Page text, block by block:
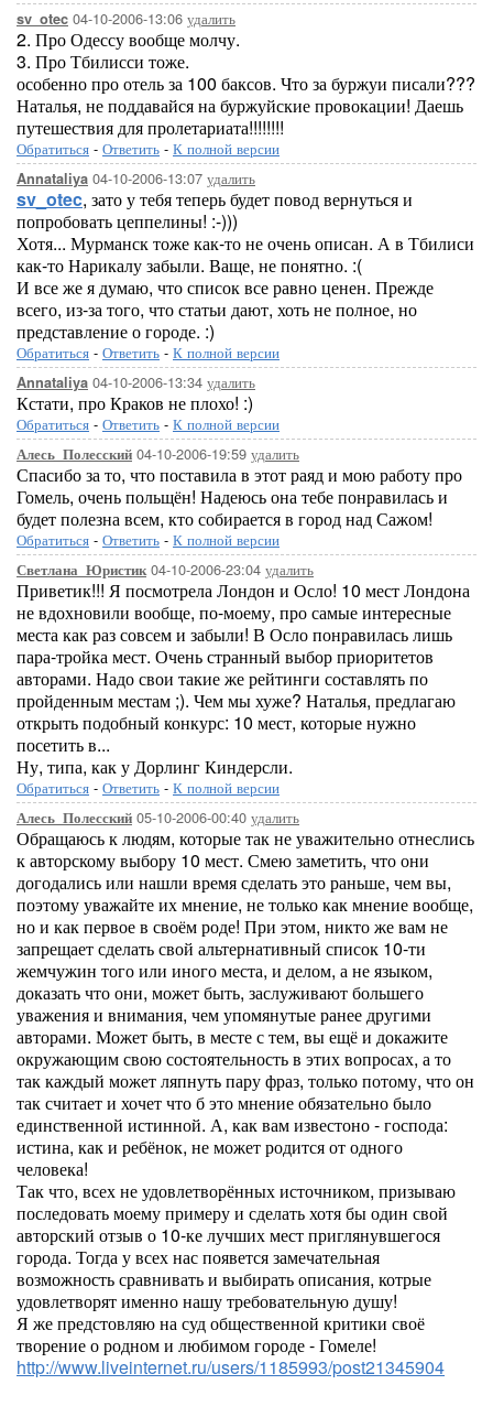
sv_otec 04-10-2006-13:06 удалить
2. Про Одессу вообще молчу.
3. Про Тбилисси тоже.
особенно про отель за 100 баксов. Что за буржуи писали???
Наталья, не поддавайся на буржуйские провокации! Даешь
путешествия для пролетариата!!!!!!!!
Обратиться - Ответить - К полной версии
Annataliya 04-10-2006-13:07 удалить
sv_otec, зато у тебя теперь будет повод вернуться и
попробовать цеппелины! :-)))
Хотя... Мурманск тоже как-то не очень описан. А в Тбилиси
как-то Нарикалу забыли. Ваще, не понятно. :(
И все же я думаю, что список все равно ценен. Прежде
всего, из-за того, что статьи дают, хоть не полное, но
представление о городе. :)
Обратиться - Ответить - К полной версии
Annataliya 04-10-2006-13:34 удалить
Кстати, про Краков не плохо! :)
Обратиться - Ответить - К полной версии
Алесь_Полесский 04-10-2006-19:59 удалить
Спасибо за то, что поставила в этот раяд и мою работу про
Гомель, очень польщён! Надеюсь она тебе понравилась и
будет полезна всем, кто собирается в город над Сажом!
Обратиться - Ответить - К полной версии
Светлана_Юристик04-10-2006-23:04 удалить
Приветик!!! Я посмотрела Лондон и Осло! 10 мест Лондона
не вдохновили вообще, по-моему, про самые интересные
места как раз совсем и забыли! В Осло понравилась лишь
пара-тройка мест. Очень странный выбор приоритетов
авторами. Надо свои такие же рейтинги составлять по
пройденным местам ;). Чем мы хуже? Наталья, предлагаю
открыть подобный конкурс: 10 мест, которые нужно
посетить в...
Ну, типа, как у Дорлинг Киндерсли.
Обратиться - Ответить - К полной версии
Алесь_Полесский 05-10-2006-00:40 удалить
Обращаюсь к людям, которые так не уважительно отнеслись
к авторскому выбору 10 мест. Смею заметить, что они
догодались или нашли время сделать это раньше, чем вы,
поэтому уважайте их мнение, не только как мнение вообще,
но и как первое в своём роде! При этом, никто же вам не
запрещает сделать свой альтернативный список 10-ти
жемчужин того или иного места, и делом, а не языком,
доказать что они, может быть, заслуживают большего
уважения и внимания, чем упомянутые ранее другими
авторами. Может быть, в месте с тем, вы ещё и докажите
окружающим свою состоятельность в этих вопросах, а то
так каждый может ляпнуть пару фраз, только потому, что он
так считает и хочет что б это мнение обязательно было
единственной истинной. А, как вам известоно - господа:
истина, как и ребёнок, не может родится от одного
человека!
Так что, всех не удовлетворённых источником, призываю
последовать моему примеру и сделать хотя бы один свой
авторский отзыв о 10-ке лучших мест приглянувшегося
города. Тогда у всех нас появется замечательная
возможность сравнивать и выбирать описания, котрые
удовлетворят именно нашу требовательную душу!
Я же предстовляю на суд общественной критики своё
творение о родном и любимом городе - Гомеле!
http://www.liveinternet.ru/users/1185993/post21345904